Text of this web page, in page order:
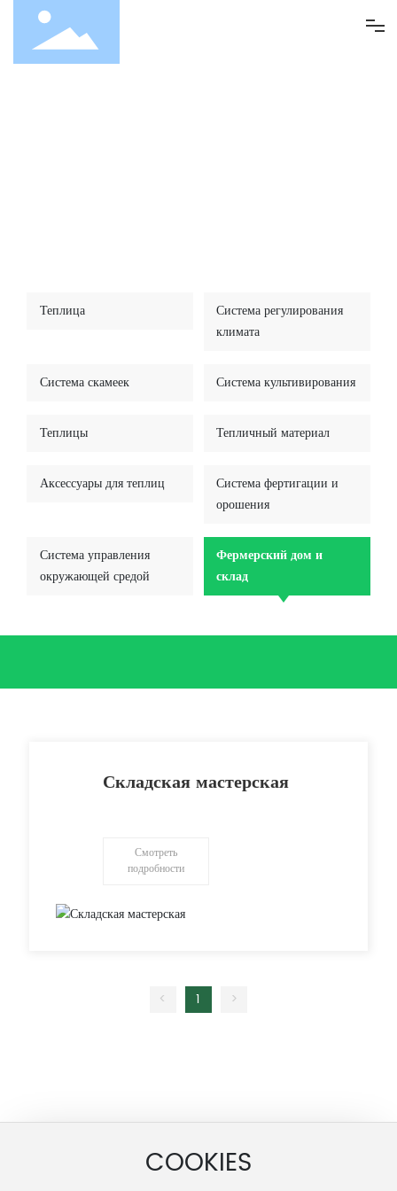
Теплица
Система регулирования
климата
Система скамеек Система культивирования
Теплицы Тепличный материал
Аксессуары для теплиц
Система фертигации и
орошения
Система управления
окружающей средой
Фермерский дом и
склад
Складская мастерская
Смотреть
подробности
< 1 >
COOKIES
Как связаться
Адрес: город Шоугуан, провинция Шаньдун, Китай